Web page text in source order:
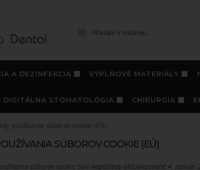
A DEZINFEKCIA VÝPLŇOVÉ MATERIÁLY
DIGITÁLNA STOMATOLÓGIA CHIRURGIA
používania súborov cookie (EÚ)
SÚBOROV COOKIE (EÚ)
súborov cookie boli naposledy aktualizované 4.